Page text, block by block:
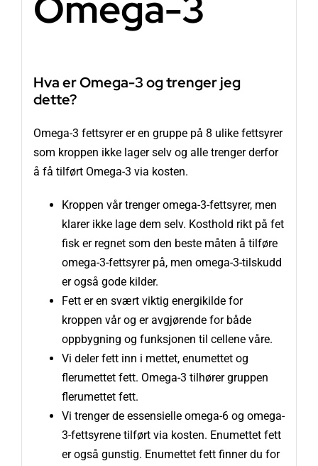
Hva er Omega-3 og trenger jeg
dette?
Omega-3 fettsyrer er en gruppe på 8 ulike fettsyrer
som kroppen ikke lager selv og alle trenger derfor
å få tilført Omega-3 via kosten.
Kroppen vår trenger omega-3-fettsyrer, men
klarer ikke lage dem selv. Kosthold rikt på fet
fisk er regnet som den beste måten å tilføre
omega-3-fettsyrer på, men omega-3-tilskudd
er også gode kilder.
Fett er en svært viktig energikilde for
kroppen vår og er avgjørende for både
oppbygning og funksjonen til cellene våre.
Vi deler fett inn i mettet, enumettet og
flerumettet fett. Omega-3 tilhører gruppen
flerumettet fett.
Vi trenger de essensielle omega-6 og omega-
3-fettsyrene tilført via kosten. Enumettet fett
er også gunstig. Enumettet fett finner du for